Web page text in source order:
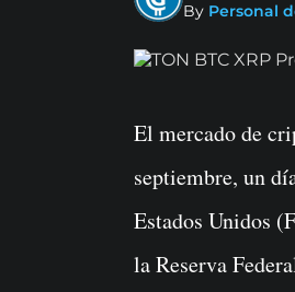
By Personal
El mercado de criptomonedas experimentó un impulso bajista el jueves 21 de
septiembre, un
Estados Unidos
la Reserva